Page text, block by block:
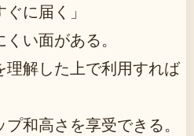
に届く」
い面がある。
理解した上で利用すれば
和高さを享受できる。